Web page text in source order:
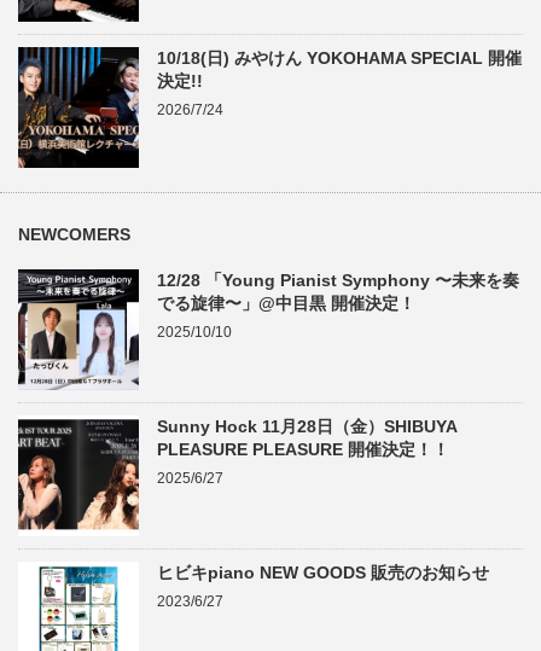
10/18(日) みやけん YOKOHAMA SPECIAL 開催
決定!!
2026/7/24
NEWCOMERS
12/28 「Young Pianist Symphony 〜未来を奏
でる旋律〜」@中目黒 開催決定！
2025/10/10
Sunny Hock 11月28日（金）SHIBUYA
PLEASURE PLEASURE 開催決定！！
2025/6/27
ヒビキpiano NEW GOODS 販売のお知らせ
2023/6/27